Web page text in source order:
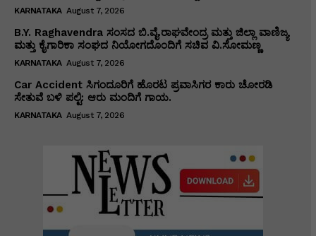
KARNATAKA August 7, 2026
B.Y. Raghavendra ಸಂಸದ ಬಿ.ವೈ.ರಾಘವೇಂದ್ರ ಮತ್ತು ಜಿಲ್ಲಾ ವಾಣಿಜ್ಯ
ಮತ್ತು ಕೈಗಾರಿಕಾ ಸಂಘದ ನಿಯೋಗದೊಂದಿಗೆ ಸಚಿವ ವಿ‌.ಸೋಮಣ್ಣ
KARNATAKA August 7, 2026
Car Accident ಸಿಗಂದೂರಿಗೆ ಹೊರಟ ಪ್ರವಾಸಿಗರ ಕಾರು ಚೋರಡಿ
ಸೇತುವೆ ಬಳಿ ಪಲ್ಟಿ: ಆರು ಮಂದಿಗೆ ಗಾಯ.
KARNATAKA August 7, 2026